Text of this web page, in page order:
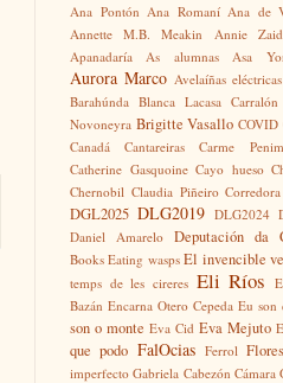
Ana Pontón Ana Romaní Ana de
Annette M.B. Meakin
Annie
Apanadaría As alumnas Asa
Aurora Marco Avelaíñas eléctricas
Barahúnda Blanca Lacasa Carralón
Novoneyra Brigitte Vasallo COVID
Canadá
Cantareiras Carme Penim
Catherine Gasquoine Cayo hueso
Chernobil Claudia Piñeiro Corredora
DGL2025 DLG2019 DLG2024
Daniel Amarelo Deputación da
Books Eating wasps El invencible
temps de les cireres Eli Ríos
Bazán Encarna Otero Cepeda Eu son
son o monte Eva Cid Eva Mejuto
que podo FalOcias Ferrol
imperfecto Gabriela Cabezón Cámara